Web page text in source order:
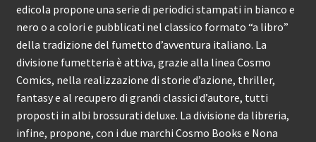
edicola propone una serie di periodici stampati in bianco e
nero o a colori e pubblicati nel classico formato “a libro”
della tradizione del fumetto d’avventura italiano. La
divisione fumetteria è attiva, grazie alla linea Cosmo
Comics, nella realizzazione di storie d’azione, thriller,
fantasy e al recupero di grandi classici d’autore, tutti
proposti in albi brossurati deluxe. La divisione da libreria,
infine, propone, con i due marchi Cosmo Books e Nona